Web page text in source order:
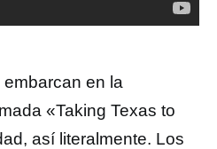
en la
«Taking Texas to
así literalmente. Los